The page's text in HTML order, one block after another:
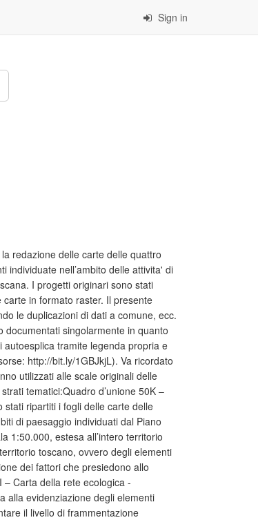
Sign in
redazione delle carte delle quattro
individuate nell’ambito delle attivita' di
I progetti originari sono stati
in formato raster. Il presente
le duplicazioni di dati a comune, ecc.
documentati singolarmente in quanto
tramite legenda propria e
http://bit.ly/1GBJkjL). Va ricordato
utilizzati alle scale originali delle
tematici:Quadro d’unione 50K –
stati ripartiti i fogli delle carte delle
di paesaggio individuati dal Piano
1:50.000, estesa all’intero territorio
toscano, ovvero degli elementi
dei fattori che presiedono allo
Carta della rete ecologica -
alla evidenziazione degli elementi
il livello di frammentazione